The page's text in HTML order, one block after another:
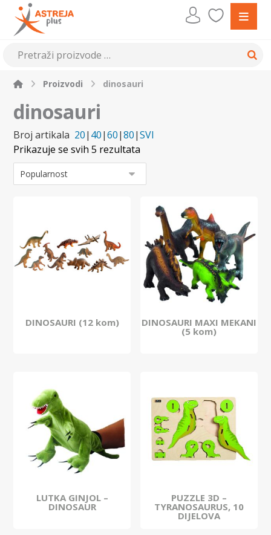
Proizvodi dinosauri
dinosauri
Broj artikala 20| 40|60|80|SVI
Prikazuje se svih 5 rezultata
DINOSAURI (12 kom) DINOSAURI MAXI MEKANI
(5 kom)
LUTKA GINJOL –
DINOSAUR
PUZZLE 3D –
TYRANOSAURUS, 10
DIJELOVA